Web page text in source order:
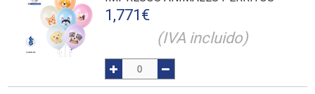
1,771 €
(IVA incluido)